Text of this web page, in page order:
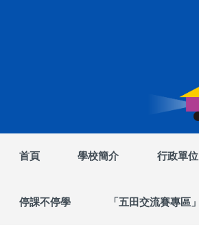
首頁 學校簡介 行政單位
停課不停學 「五田交流賽專區」